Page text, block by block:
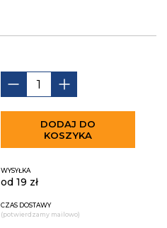
DODAJ DO
KOSZYKA
WYSYŁKA
od 19 zł
CZAS DOSTAWY
(potwierdzamy mailowo)